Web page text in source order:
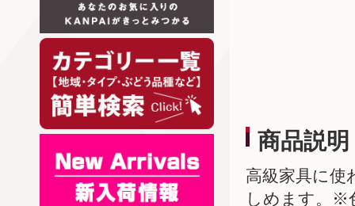
商品説明
高級家具に使
しめます。※